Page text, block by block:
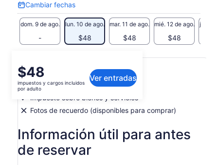
Cambiar fechas
Cambiar
fechas
dom. 9 de ago.
-
lun. 10 de ago.
$48
mar. 11 de ago.
$48
mié. 12 de ago.
$48
jue.
El
precio
es
de
$48.
adulto
$48
impuestos y cargos incluidos
por adulto
Ver entradas
Qué incluye o no
Guía local
Impuesto sobre bienes y servicios
Fotos de recuerdo (disponibles para comprar)
Información útil para antes
de reservar